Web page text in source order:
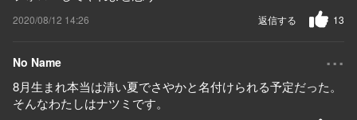
2020/08/12 14:26 13
返信する
No Name ...
8月生まれ本当は清い夏でさやかと名付けられる予定だった。
そんなわたしはナツミです。